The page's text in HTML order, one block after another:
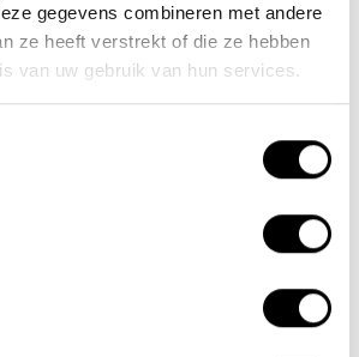
gegevens combineren met andere
ze heeft verstrekt of die ze hebben
van uw gebruik van hun services.
(+31) 73 203 2487
sales@lacros.nl